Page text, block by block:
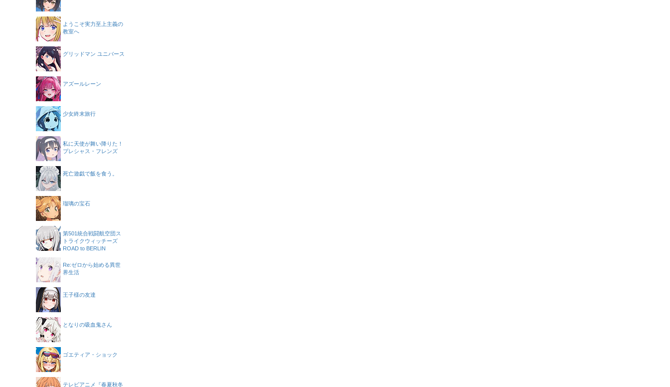
ようこそ実力至上主義の
教室へ
グリッドマン ユニバース
アズールレーン
少女終末旅行
私に天使が舞い降りた！
プレシャス・フレンズ
死亡遊戯で飯を食う。
瑠璃の宝石
第501統合戦闘航空団ス
トライクウィッチーズ
ROAD to BERLIN
Re:ゼロから始める異世
界生活
王子様の友達
となりの吸血鬼さん
ゴエティア・ショック
テレビアニメ『春夏秋冬